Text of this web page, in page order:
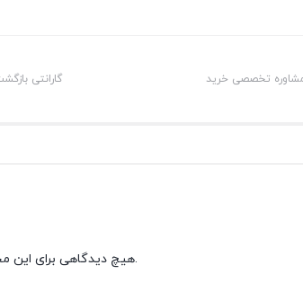
گارانتی تخصصی خرید
هیچ دیدگاهی برای این محصول نوشته نشده است.